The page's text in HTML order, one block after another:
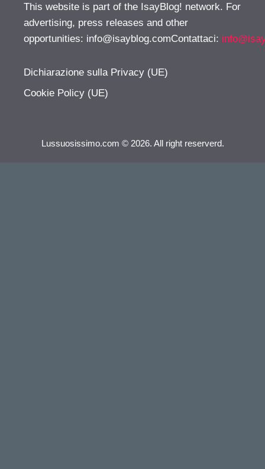
This website is part of the IsayBlog! network. For
advertising, press releases and other
opportunities: info@isayblog.comContattaci:
Dichiarazione sulla Privacy (UE)
Cookie Policy (UE)
Lussuosissimo.com © 2026. All right reserverd.